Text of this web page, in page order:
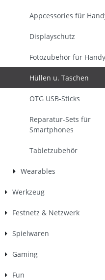
Appcessories für
Displayschutz
Fotozubehör für
Hüllen u. Taschen
OTG USB-Sticks
Reparatur-Sets für
Smartphones
Tabletzubehör
Wearables
Werkzeug
Festnetz & Netzwerk
Spielwaren
Gaming
Fun